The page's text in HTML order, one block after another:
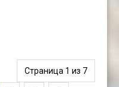
Страница 1 из 7